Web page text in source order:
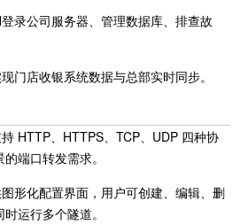
录公司服务器、管理数据库、排查故
店收银系统数据与总部实时同步。
HTTP、HTTPS、TCP、UDP 四种协
端口转发需求。
形化配置界面，用户可创建、编辑、删
运行多个隧道。